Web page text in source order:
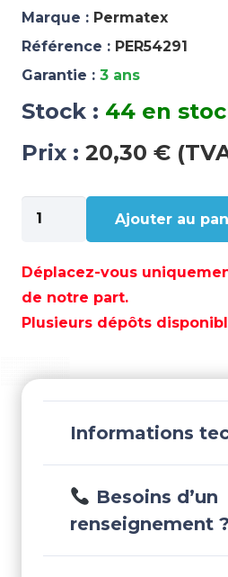
Marque : Permatex
Référence : PER54291
Garantie : 3 ans
Stock : 44 en
Prix : 20,30 €
quantité
de
SILKRON
SPG
NOIRE
PER54291
Ajouter au
Déplacez-vous
de notre part.
Plusieurs dépôts
Informations
Besoins d’un
renseignement ?